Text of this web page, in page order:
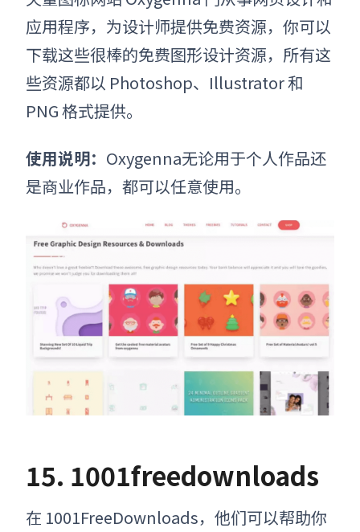
应用程序，为设计师提供免费资源，你可以
下载这些很棒的免费图形设计资源，所有这
些资源都以 Photoshop、Illustrator 和
PNG 格式提供。
使用说明： Oxygenna无论用于个人作品还
是商业作品，都可以任意使用。
15. 1001freedownloads
在 1001FreeDownloads，他们可以帮助你